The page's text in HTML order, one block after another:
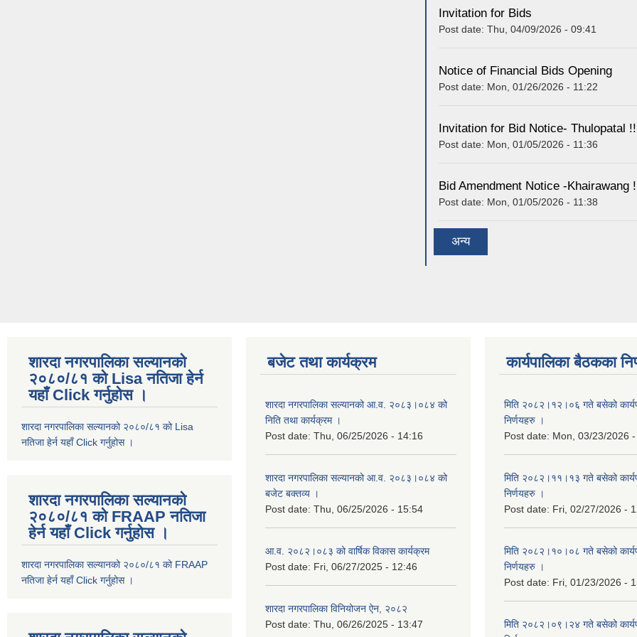
Invitation for Bids
Post date: Thu, 04/09/2026 - 09:41
Notice of Financial Bids Opening
Post date: Mon, 01/26/2026 - 11:22
Invitation for Bid Notice- Thulopatal
Post date: Mon, 01/05/2026 - 11:36
Bid Amendment Notice -Khairawang
Post date: Mon, 01/05/2026 - 11:38
अन्य
शारदा नगरपालिका सल्यानको
२०८०/८१ को Lisa नतिजा हेर्न
यहाँ Click गर्नुहोस ।
शारदा नगरपालिका सल्यानको २०८०/८१ को Lisa
नतिजा हेर्न यहाँ Click गर्नुहोस ।
शारदा नगरपालिका सल्यानको
२०८०/८१ को FRAAP नतिजा
हेर्न यहाँ Click गर्नुहोस ।
शारदा नगरपालिका सल्यानको २०८०/८१ को FRAAP
नतिजा हेर्न यहाँ Click गर्नुहोस ।
बजेट तथा कार्यक्रम
शारदा नगरपालिका सल्यानको आ.व. २०८३।०८४ को
निति तथा कार्यक्रम ।
Post date: Thu, 06/25/2026 - 14:16
शारदा नगरपालिका सल्यानको आ.व. २०८३।०८४ को
बजेट बक्तव्य ।
Post date: Thu, 06/25/2026 - 15:54
आ.व. २०८२।०८३ को वार्षिक विकास कार्यक्रम
Post date: Fri, 06/27/2025 - 12:46
शारदा नगरपालिका विनियोजन ऐन, २०८२
Post date: Thu, 06/26/2025 - 13:47
कार्यपालिका बैठकका
मिति २०८२।१२।०६ गते बसेको
निर्णयहरु ।
Post date: Mon, 03/23/2026
मिति २०८२।११।१३ गते बसेको
निर्णयहरु ।
Post date: Fri, 02/27/2026 -
मिति २०८२।१०।०८ गते बसेको
निर्णयहरु ।
Post date: Fri, 01/23/2026 -
मिति २०८२।०९।२४ गते बसेको